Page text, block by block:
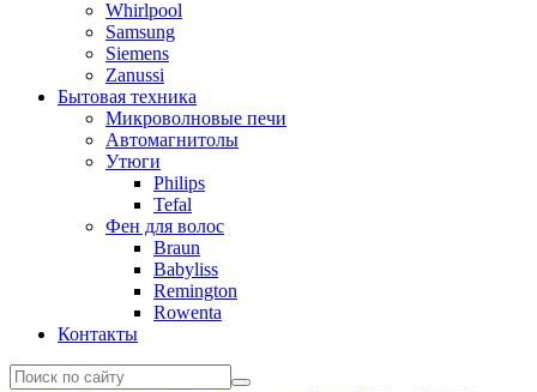
Whirlpool
Samsung
Siemens
Zanussi
Бытовая техника
Микроволновые печи
Автомагнитолы
Утюги
Philips
Tefal
Фен для волос
Braun
Babyliss
Remington
Rowenta
Контакты